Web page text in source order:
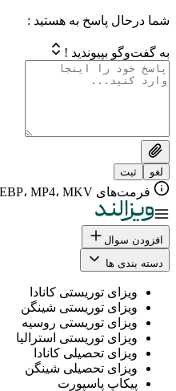
شما درحال پاسخ به هستید :
به گفت‌وگو بپیوندید !
لغو ثبت
فرمت‌های MP3، JPG، PNG، WEBP، MP4، MKV تا ۱۰ مگابایت
افزودن سوال
دسته بندی ها
ویزای توریستی کانادا
ویزای توریستی شینگن
ویزای توریستی روسیه
ویزای توریستی استرالیا
ویزای تحصیلی کانادا
ویزای تحصیلی شینگن
پیکاپ پاسپورت